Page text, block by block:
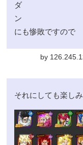
ダ
ン
にも惨敗ですので
by
それにしても楽し